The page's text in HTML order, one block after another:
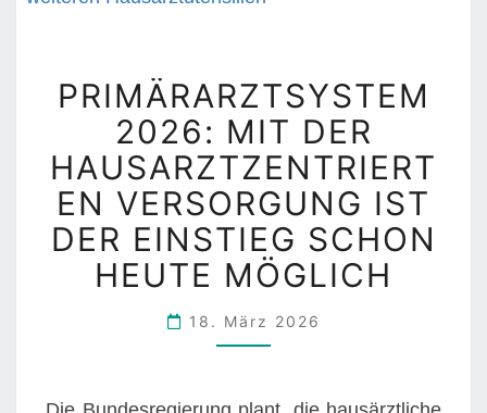
R
I
M
Ä
R
A
R
Z
T
S
PRIMÄRARZTSYSTEM
2026: MIT DER
HAUSARZTZENTRIERT
EN VERSORGUNG IST
DER EINSTIEG SCHON
HEUTE MÖGLICH
18. März 2026